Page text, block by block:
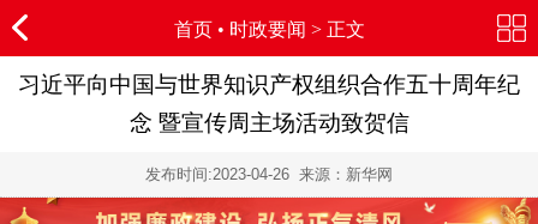
首页• 时政要闻 > 正文
习近平向中国与世界知识产权组织合作五十周年纪
念 暨宣传周主场活动致贺信
发布时间:2023-04-26 来源：新华网